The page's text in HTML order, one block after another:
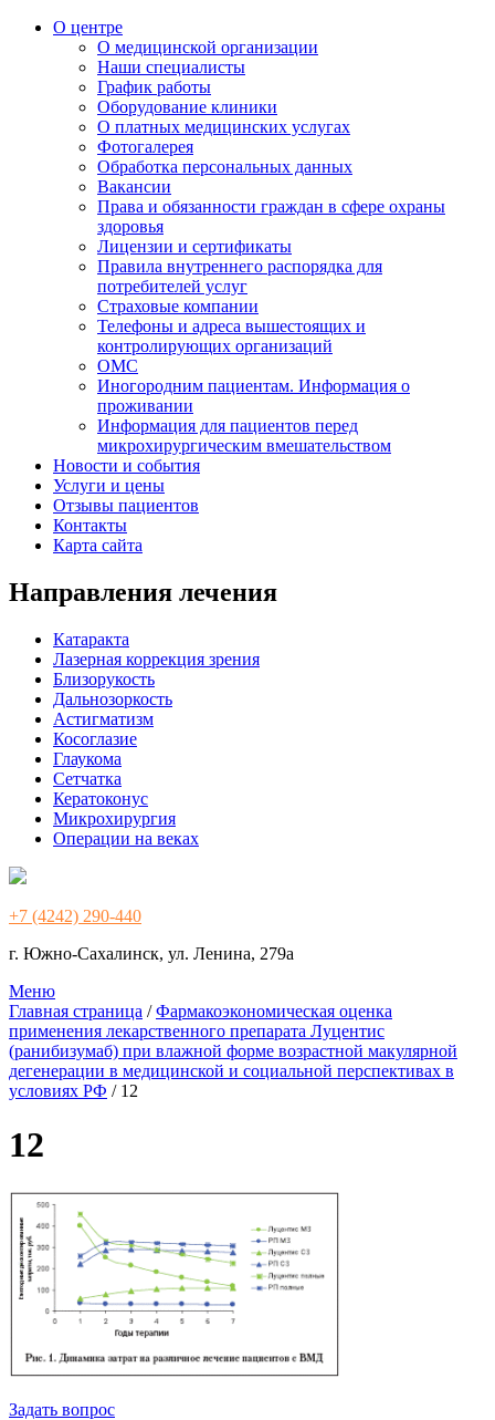
О центре
О медицинской организации
Наши специалисты
График работы
Оборудование клиники
О платных медицинских услугах
Фотогалерея
Обработка персональных данных
Вакансии
Права и обязанности граждан в сфере охраны
здоровья
Лицензии и сертификаты
Правила внутреннего распорядка для
потребителей услуг
Страховые компании
Телефоны и адреса вышестоящих и
контролирующих организаций
ОМС
Иногородним пациентам. Информация о
проживании
Информация для пациентов перед
микрохирургическим вмешательством
Новости и события
Услуги и цены
Отзывы пациентов
Контакты
Карта сайта
Направления лечения
Катаракта
Лазерная коррекция зрения
Близорукость
Дальнозоркость
Астигматизм
Косоглазие
Глаукома
Сетчатка
Кератоконус
Микрохирургия
Операции на веках
+7 (4242) 290-440
г. Южно-Сахалинск, ул. Ленина, 279а
Меню
Главная страница /Фармакоэкономическая оценка
применения лекарственного препарата Луцентис
(ранибизумаб) при влажной форме возрастной макулярной
дегенерации в медицинской и социальной перспективах в
условиях РФ / 12
12
Задать вопрос